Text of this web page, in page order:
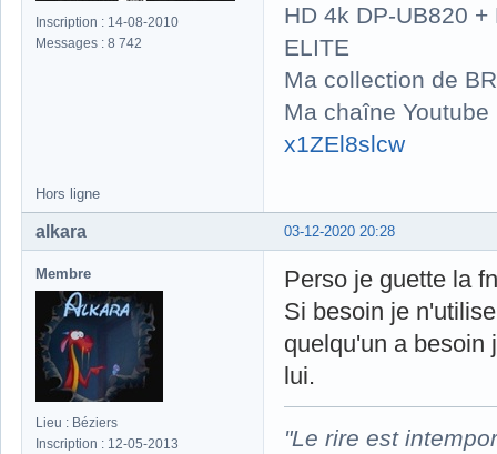
Inscription : 14-08-2010
Messages : 8 742
HD 4k DP-UB820
ELITE
Ma collection de
Ma chaîne
x1ZEl8slcw
Hors ligne
03-12-2020 20:28
alkara
Membre
Lieu : Béziers
Inscription : 12-05-2013
Perso je guette la
Si besoin je
quelqu'un a besoin
lui.
"Le rire est